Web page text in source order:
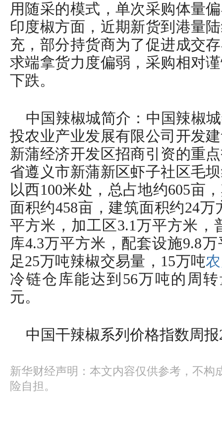
用随采的模式，单次采购体量
印度椒方面，近期新货到港量
充，部分持货商为了促进成交
求端拿货力度偏弱，采购相对
下跌。
中国辣椒城简介：中国辣椒
投农业产业发展有限公司开发
新蒲经济开发区招商引资的重
省遵义市新蒲新区虾子社区毛
以西100米处，总占地约605亩
面积约458亩，建筑面积约24
平方米，加工区3.1万平方米，
库4.3万平方米，配套设施9.8
足25万吨辣椒交易量，15万吨
冷链仓库能达到56万吨的周
元。
中国干辣椒系列价格指数周报
新华财经声明：本文内容仅供参考，不构
险自担。